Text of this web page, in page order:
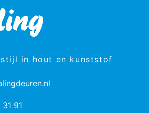
in hout en kunststof
91